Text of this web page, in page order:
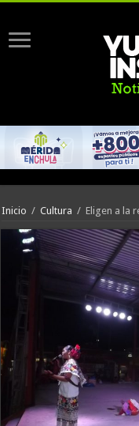
Inicio / Cultura / Eligen a la